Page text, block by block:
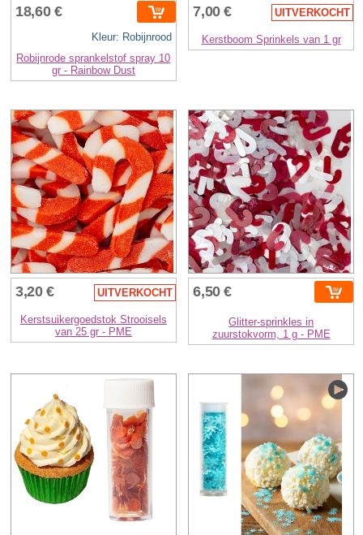
18,60 €
Kleur: Robijnrood
Robijnrode sprankelstof spray 10
gr - Rainbow Dust
7,00 € UITVERKOCHT
Kerstboom Sprinkels van 1 gr
3,20 € UITVERKOCHT
Kerstsuikergoedstok Strooisels
van 25 gr - PME
6,50 €
Glitter-sprinkles in
zuurstokvorm, 1 g - PME